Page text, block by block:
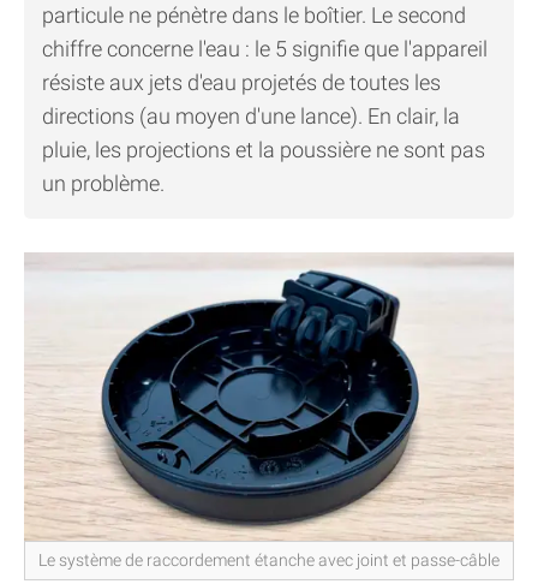
particule ne pénètre dans le boîtier. Le second
chiffre concerne l'eau : le 5 signifie que l'appareil
résiste aux jets d'eau projetés de toutes les
directions (au moyen d'une lance). En clair, la
pluie, les projections et la poussière ne sont pas
un problème.
Le système de raccordement étanche avec joint et passe-câble